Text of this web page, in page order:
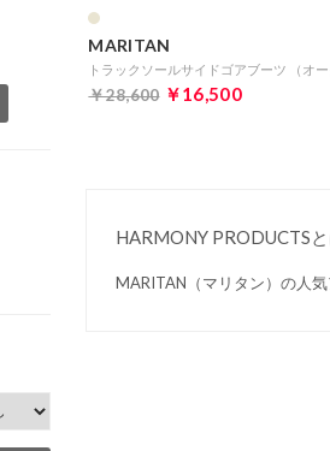
MARITAN
￥28,600 ￥16,500
HARMONY PRODUCTS
MARITAN（マリタン）の人